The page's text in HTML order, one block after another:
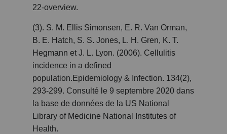
22-overview.
(3). S. M. Ellis Simonsen, E. R. Van Orman,
B. E. Hatch, S. S. Jones, L. H. Gren, K. T.
Hegmann et J. L. Lyon. (2006). Cellulitis
incidence in a defined
population.Epidemiology & Infection. 134(2),
293-299. Consulté le 9 septembre 2020 dans
la base de données de la US National
Library of Medicine National Institutes of
Health.